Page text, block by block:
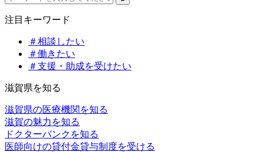
注目キーワード
＃相談したい
＃働きたい
＃支援・助成を受けたい
滋賀県を知る
滋賀県の医療機関を知る
滋賀の魅力を知る
ドクターバンクを知る
医師向けの貸付金貸与制度を受ける